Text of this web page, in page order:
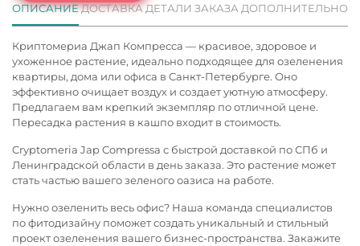
ОПИСАНИЕДОСТАВКАДЕТАЛИ ЗАКАЗА ДОПОЛНИТЕЛЬНО
Криптомериа Джап Компресса — красивое, здоровое и
ухоженное растение, идеально подходящее для озеленения
квартиры, дома или офиса в Санкт-Петербурге. Оно
эффективно очищает воздух и создает уютную атмосферу.
Предлагаем вам крепкий экземпляр по отличной цене.
Пересадка растения в кашпо входит в стоимость.
Cryptomeria Jap Compressa с быстрой доставкой по СПб и
Ленинградской области в день заказа. Это растение может
стать частью вашего зеленого оазиса на работе.
Нужно озеленить весь офис? Наша команда специалистов
по фитодизайну поможет создать уникальный и стильный
проект озеленения вашего бизнес-пространства. Закажите